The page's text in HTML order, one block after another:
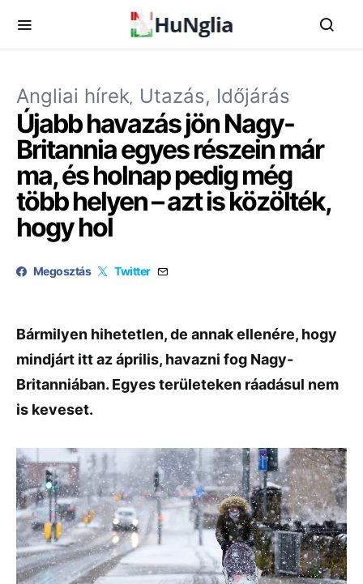
Angliai hírek Utazás, Időjárás
Újabb havazás jön Nagy-
Britannia egyes részein már
ma, és holnap pedig még
több helyen – azt is közölték,
hogy hol
Megosztás Twitter
Bármilyen hihetetlen, de annak ellenére, hogy
mindjárt itt az április, havazni fog Nagy-
Britanniában. Egyes területeken ráadásul nem
is keveset.